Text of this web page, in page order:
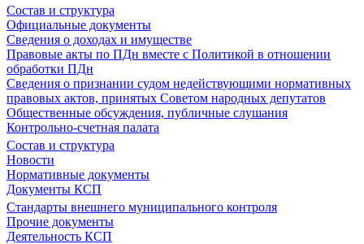
Состав и структура
Официальные документы
Сведения о доходах и имуществе
Правовые акты по ПДн вместе с Политикой в отношении
обработки ПДн
Сведения о признании судом недействующими нормативных
правовых актов, принятых Советом народных депутатов
Общественные обсуждения, публичные слушания
Контрольно-счетная палата
Состав и структура
Новости
Нормативные документы
Документы КСП
Стандарты внешнего муниципального контроля
Прочие документы
Деятельность КСП